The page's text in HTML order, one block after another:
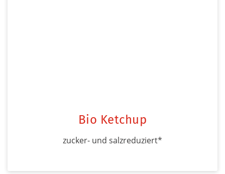
Bio Ketchup
zucker- und salzreduziert*